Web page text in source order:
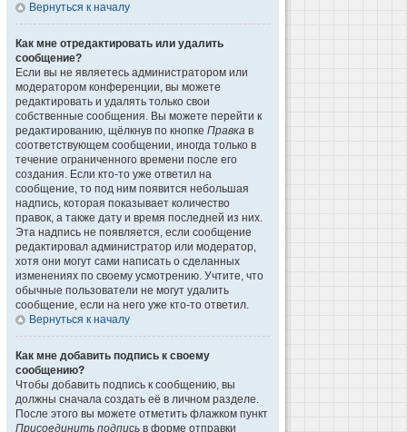
Вернуться к началу
Как мне отредактировать или удалить
сообщение?
Если вы не являетесь администратором или
модератором конференции, вы можете
редактировать и удалять только свои
собственные сообщения. Вы можете перейти к
редактированию, щёлкнув по кнопке Правка в
соответствующем сообщении, иногда только в
течение ограниченного времени после его
создания. Если кто-то уже ответил на
сообщение, то под ним появится небольшая
надпись, которая показывает количество
правок, а также дату и время последней из них.
Эта надпись не появляется, если сообщение
редактировал администратор или модератор,
хотя они могут сами написать о сделанных
изменениях по своему усмотрению. Учтите, что
обычные пользователи не могут удалить
сообщение, если на него уже кто-то ответил.
Вернуться к началу
Как мне добавить подпись к своему
сообщению?
Чтобы добавить подпись к сообщению, вы
должны сначала создать её в личном разделе.
После этого вы можете отметить флажком пункт
Присоединить подпись в форме отправки